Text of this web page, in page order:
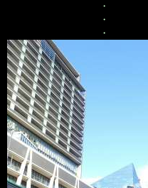
・
・
・